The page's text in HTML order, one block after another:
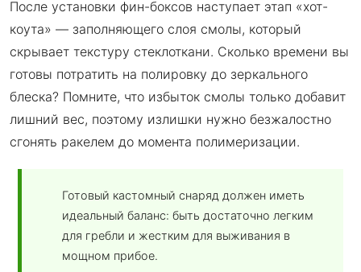
После установки фин-боксов наступает этап «хот-
коута» — заполняющего слоя смолы, который
скрывает текстуру стеклоткани. Сколько времени вы
готовы потратить на полировку до зеркального
блеска? Помните, что избыток смолы только добавит
лишний вес, поэтому излишки нужно безжалостно
сгонять ракелем до момента полимеризации.
Готовый кастомный снаряд должен иметь
идеальный баланс: быть достаточно легким
для гребли и жестким для выживания в
мощном прибое.